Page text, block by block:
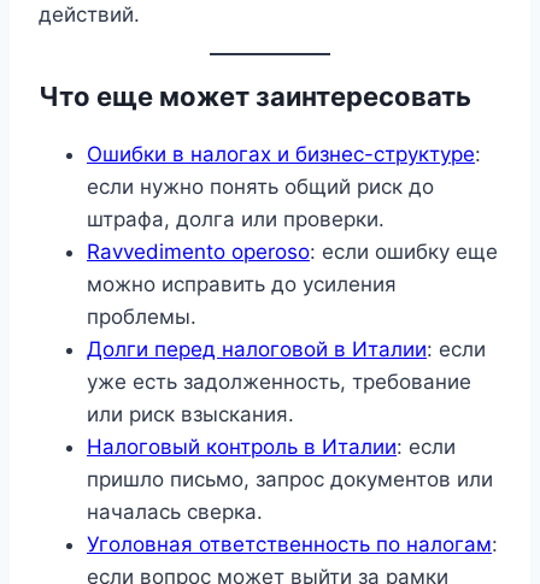
действий.
Что еще может заинтересовать
Ошибки в налогах и бизнес-структуре:
если нужно понять общий риск до
штрафа, долга или проверки.
Ravvedimento operoso: если ошибку еще
можно исправить до усиления
проблемы.
Долги перед налоговой в Италии: если
уже есть задолженность, требование
или риск взыскания.
Налоговый контроль в Италии: если
пришло письмо, запрос документов или
началась сверка.
Уголовная ответственность по налогам:
если вопрос может выйти за рамки